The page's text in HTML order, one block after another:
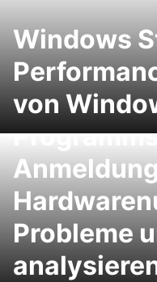
Windows
von
Windows-
Probleme